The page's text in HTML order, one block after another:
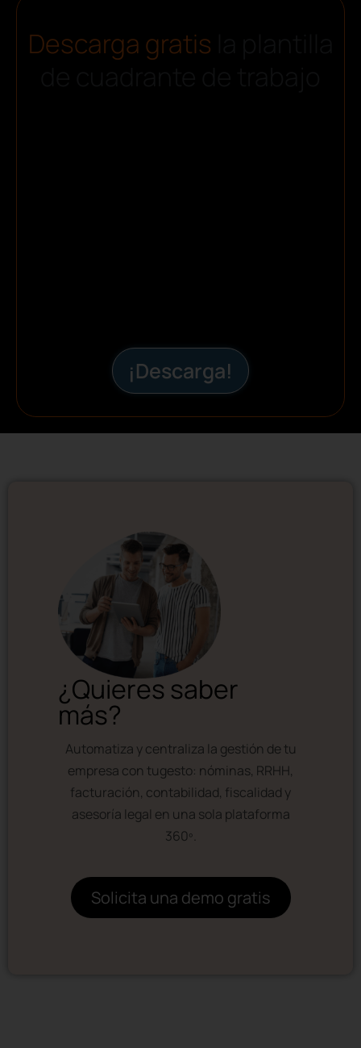
Descarga gratis
¡Descarga!
¿Quieres saber
más?
Automatiza y centraliza la gestión de tu
empresa con tugesto: nóminas, RRHH,
facturación, contabilidad, fiscalidad y
asesoría legal en una sola plataforma
360º.
Solicita una demo gratis